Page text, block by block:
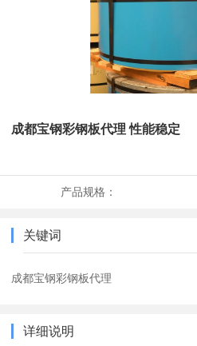
成都宝钢彩钢板代理 性能稳定
产品规格：
关键词
成都宝钢彩钢板代理
详细说明